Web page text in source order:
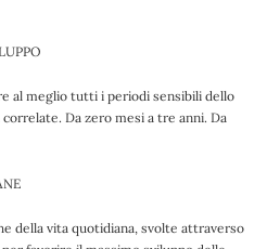
al meglio tutti i periodi sensibili dello
Da zero mesi a tre anni. Da
della vita quotidiana, svolte attraverso